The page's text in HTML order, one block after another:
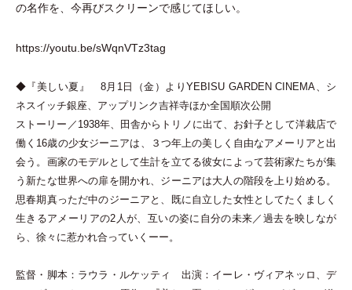
の名作を、今再びスクリーンで感じてほしい。
https://youtu.be/sWqnVTz3tag
◆『美しい夏』 8月1日 （金 ） よりYEBISU GARDEN CINEMA、シ
ネスイッチ銀座、アップリンク吉祥寺ほか全国順次公開
ストーリー／1938年、田舎からトリノに出て、お針子として洋裁店で
働く16歳の少女ジーニアは、３つ年上の美しく自由なアメーリアと出
会う。画家のモデルとして生計を立てる彼女によって芸術家たちが集
う新たな世界への扉を開かれ、ジーニアは大人の階段を上り始める。
思春期真っただ中のジーニアと、既に自立した女性としてたくましく
生きるアメーリアの2人が、互いの姿に自分の未来／過去を映しなが
ら、徐々に惹かれ合っていくーー。
監督 ・ 脚本：ラウラ ・ ルケッティ 出演：イーレ ・ ヴィアネッロ、デ